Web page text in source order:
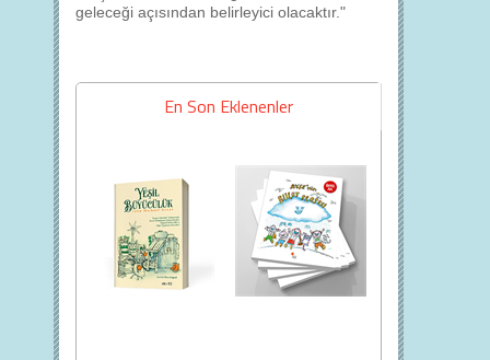
geleceği açısından belirleyici olacaktır."
En Son Eklenenler